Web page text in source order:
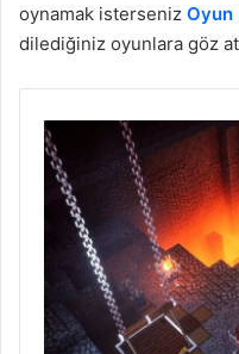
oynamak isterseniz Oyun
dilediğiniz oyunlara göz